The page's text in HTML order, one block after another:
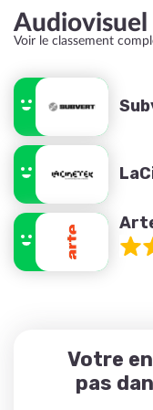
Audiovisuel
Voir le classement
Votre
pas